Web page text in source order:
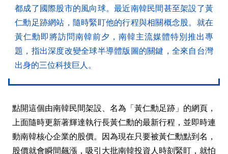
都成了國際股市的風向球。最近南韓民間甚至架設了黃
仁勳足跡網站，隨時緊盯他的行程與相關概念股。就在
黃仁勳即將訪問南韓前夕，南韓主流媒體特別推出專
題，指出深度改變全球半導體版圖的關鍵，全來自台灣
出身的三位科技巨人。
點開這個由南韓民間架設、名為「黃仁勳足跡」的網頁，
上面隨時更新著輝達執行長黃仁勳的最新行程，並即時連
動南韓核心企業的股價。因為現在只要被黃仁勳點到名，
股價就會瞬間飆漲，吸引大批南韓投資人時刻緊盯，就怕